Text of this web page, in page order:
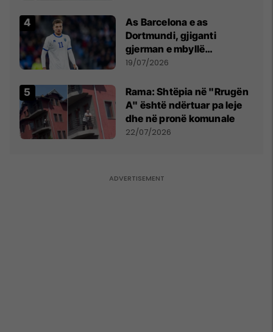
As Barcelona e as
Dortmundi, gjiganti
gjerman e mbyllë
marrëveshjen për Fisnik
19/07/2026
Rama: Shtëpia në "Rrugën
A" është ndërtuar pa leje
dhe në pronë komunale
22/07/2026